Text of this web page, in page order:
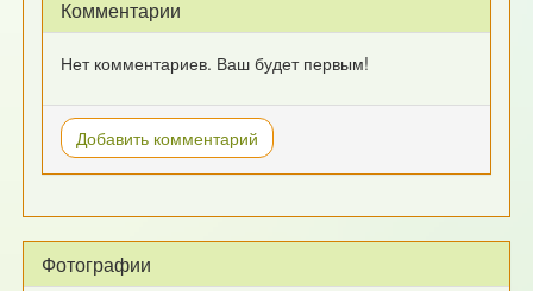
Комментарии
Нет комментариев. Ваш будет первым!
Добавить комментарий
Фотографии